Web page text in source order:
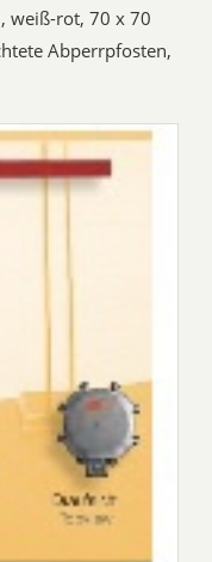
weiß-rot, 70 x 70
Abperrpfosten,